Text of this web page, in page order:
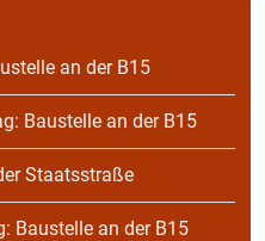
an der B15
Baustelle an der B15
Staatsstraße
Baustelle an der B15